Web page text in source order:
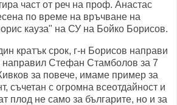
част от реч на проф. Анастас
по време на връчване на
кауза" на СУ на Бойко Борисов.
кратък срок, г-н Борисов направи
направил Стефан Стамболов за 7
за повече, имаме пример за
съчетан с огромна всеотдайност и
плод не само за българите, но и за